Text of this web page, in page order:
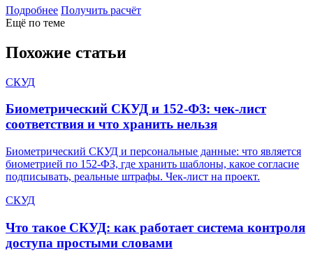
Подробнее Получить расчёт
Ещё по теме
Похожие статьи
СКУД
Биометрический СКУД и 152-ФЗ: чек-лист
соответствия и что хранить нельзя
Биометрический СКУД и персональные данные: что является
биометрией по 152-ФЗ, где хранить шаблоны, какое согласие
подписывать, реальные штрафы. Чек-лист на проект.
СКУД
Что такое СКУД: как работает система контроля
доступа простыми словами